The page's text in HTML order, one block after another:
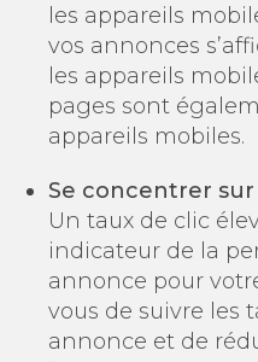
les appareils
vos annonces
les appareils
pages sont
appareils mobiles.
Se concentrer
Un taux de clic
indicateur de la
annonce pour
vous de suivre les
annonce et de